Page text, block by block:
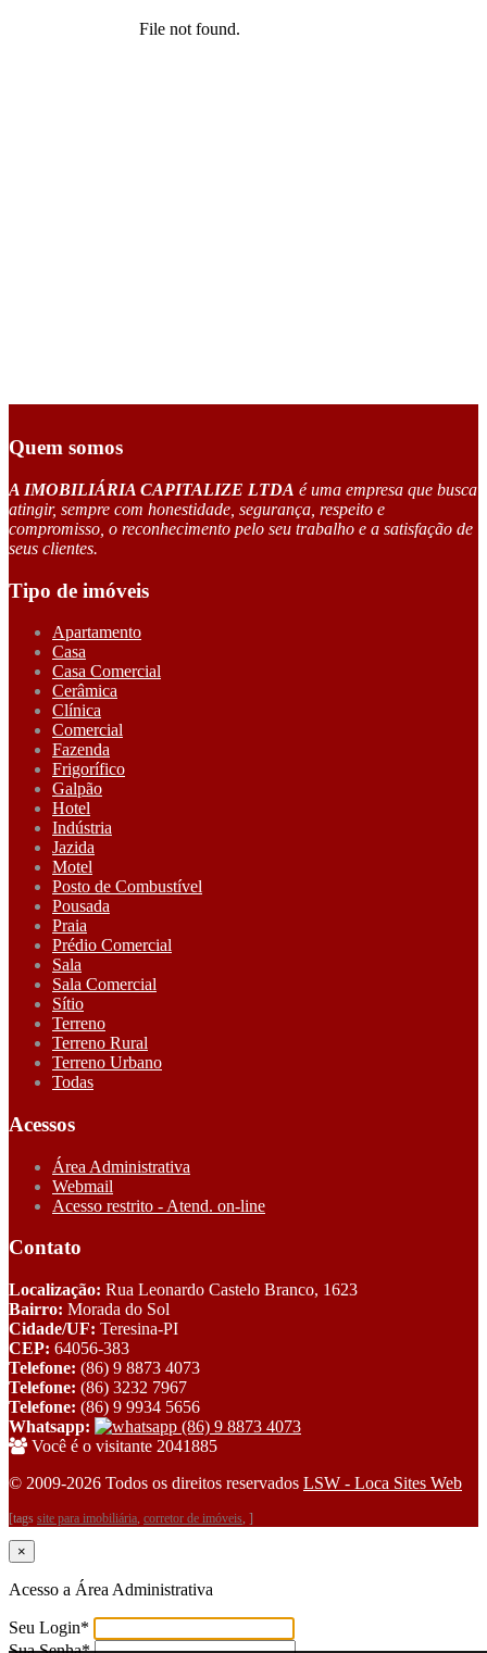
Quem somos
A IMOBILIÁRIA CAPITALIZE LTDA é uma empresa que busca
atingir, sempre com honestidade, segurança, respeito e
compromisso, o reconhecimento pelo seu trabalho e a satisfação de
seus clientes.
Tipo de imóveis
Apartamento
Casa
Casa Comercial
Cerâmica
Clínica
Comercial
Fazenda
Frigorífico
Galpão
Hotel
Indústria
Jazida
Motel
Posto de Combustível
Pousada
Praia
Prédio Comercial
Sala
Sala Comercial
Sítio
Terreno
Terreno Rural
Terreno Urbano
Todas
Acessos
Área Administrativa
Webmail
Acesso restrito - Atend. on-line
Contato
Localização: Rua Leonardo Castelo Branco, 1623
Bairro: Morada do Sol
Cidade/UF: Teresina-PI
CEP: 64056-383
Telefone: (86) 9 8873 4073
Telefone: (86) 3232 7967
Telefone: (86) 9 9934 5656
Whatsapp:
(86) 9 8873 4073
Você é o visitante 2041885
© 2009-2026 Todos os direitos reservados LSW - Loca Sites Web
[tags site para imobiliária, corretor de imóveis, ]
×
Acesso a Área Administrativa
Seu Login*